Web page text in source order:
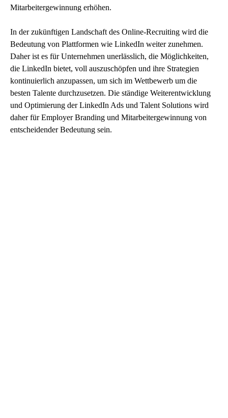
Mitarbeitergewinnung erhöhen.
In der zukünftigen Landschaft des Online-Recruiting wird die
Bedeutung von Plattformen wie LinkedIn weiter zunehmen.
Daher ist es für Unternehmen unerlässlich, die Möglichkeiten,
die LinkedIn bietet, voll auszuschöpfen und ihre Strategien
kontinuierlich anzupassen, um sich im Wettbewerb um die
besten Talente durchzusetzen. Die ständige Weiterentwicklung
und Optimierung der LinkedIn Ads und Talent Solutions wird
daher für Employer Branding und Mitarbeitergewinnung von
entscheidender Bedeutung sein.